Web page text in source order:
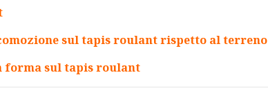
sul tapis roulant rispetto al terreno
forma sul tapis roulant